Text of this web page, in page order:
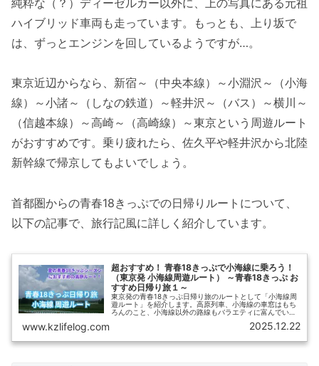
ハイブリッド車両も走っています。もっとも、上り坂で
は、ずっとエンジンを回しているようですが…。
東京近辺からなら、新宿～（中央本線）～小淵沢～（小海
線）～小諸～（しなの鉄道）～軽井沢～（バス）～横川～
（信越本線）～高崎～（高崎線）～東京という周遊ルート
がおすすめです。乗り疲れたら、佐久平や軽井沢から北陸
新幹線で帰京してもよいでしょう。
首都圏からの青春18きっぷでの日帰りルートについて、
以下の記事で、旅行記風に詳しく紹介しています。
超おすすめ！ 青春18きっぷで小海線に乗ろう！
（東京発 小海線周遊ルート） ～青春18きっぷ お
すすめ日帰り旅１～
東京発の青春18きっぷ日帰り旅のルートとして「小海線周
遊ルート」を紹介します。高原列車、小海線の車窓はもち
ろんのこと、小海線以外の路線もバラエティに富んでい
て、飽きることがありません。夏の青春18きっぷ日帰り旅
www.kzlifelog.com 2025.12.22